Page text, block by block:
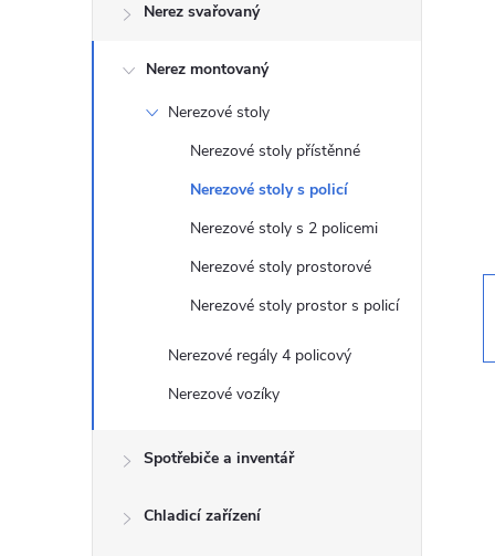
s
p
Nerez svařovaný
Nerez montovaný
Nerezové stoly
Nerezové stoly přístěnné
Nerezové stoly s policí
Nerezové stoly s 2 policemi
Nerezové stoly prostorové
Nerezové stoly prostor s policí
Nerezové regály 4 policový
Nerezové vozíky
Spotřebiče a inventář
Chladicí zařízení